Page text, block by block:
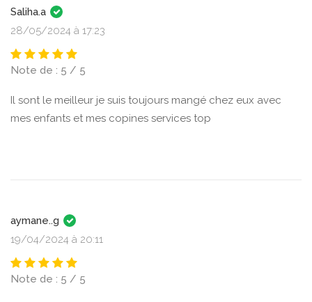
Saliha.a
28/05/2024 à 17:23
Note de : 5 / 5
Il sont le meilleur je suis toujours mangé chez eux avec
mes enfants et mes copines services top
aymane..g
19/04/2024 à 20:11
Note de : 5 / 5